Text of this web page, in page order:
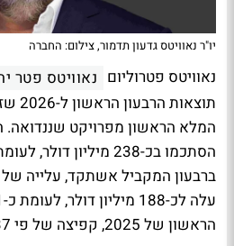
יו"ר נאוויטס גדעון תדמור, צילום: החברה
נאוויטס פטרוליום נאוויטס פטר
המלא הראשון מפרויקט
הראשון של 2025, קפיצה של פי 37 (!).